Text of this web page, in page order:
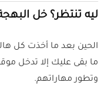
ليه تنتظر؟ خل
الحين بعد ما أخذت كل
ما بقى عليك إلا تدخل
وتطور مهاراتهم.